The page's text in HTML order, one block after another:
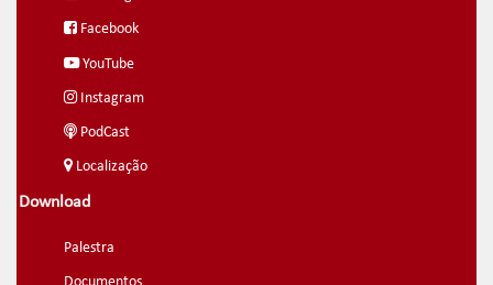
Facebook
YouTube
Instagram
PodCast
Localização
Download
Palestra